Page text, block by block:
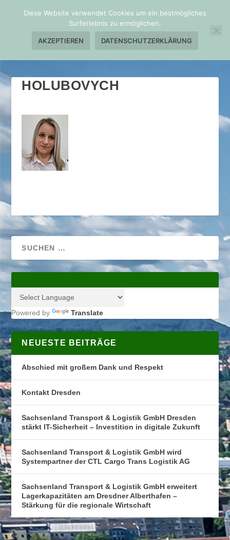
HOLUBOVYCH
Powered by Translate
NEUESTE BEITRÄGE
Abschied mit großem Dank und Respekt
Kontakt Dresden
Sachsenland Transport & Logistik GmbH Dresden
stärkt IT-Sicherheit – Investition in digitale Zukunft
Sachsenland Transport & Logistik GmbH wird
Systempartner der CTL Cargo Trans Logistik AG
Sachsenland Transport & Logistik GmbH erweitert
Lagerkapazitäten am Dresdner Alberthafen –
Stärkung für die regionale Wirtschaft
Diese Website verwendet Cookies um ein bestmögliches
Surferlebnis zu ermöglichen.
AKZEPTIEREN DATENSCHUTZERKLÄRUNG